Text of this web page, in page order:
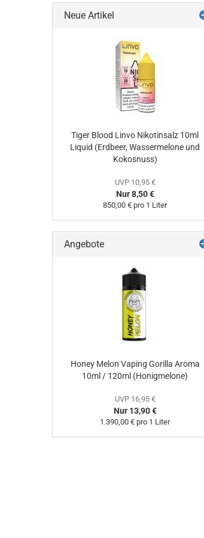
Neue Artikel
Tiger Blood Linvo Nikotinsalz 10ml
Liquid (Erdbeer, Wassermelone und
Kokosnuss)
UVP 10,95 €
Nur 8,50 €
850,00 € pro 1 Liter
Angebote
Honey Melon Vaping Gorilla Aroma
10ml / 120ml (Honigmelone)
UVP 16,95 €
Nur 13,90 €
1.390,00 € pro 1 Liter